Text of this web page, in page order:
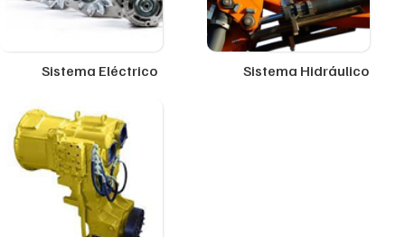
Sistema Eléctrico Sistema Hidráulico